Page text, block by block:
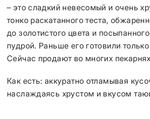
– это сладкий невесомый и очень
тонко раскатанного теста,
до золотистого цвета и
пудрой. Раньше его готовили
Сейчас продают во многих
Как есть: аккуратно отламывая
наслаждаясь хрустом и вкусом